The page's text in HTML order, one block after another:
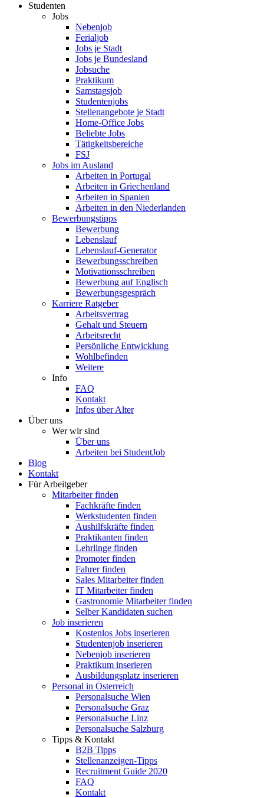
Studenten
Jobs
Nebenjob
Ferialjob
Jobs je Stadt
Jobs je Bundesland
Jobsuche
Praktikum
Samstagsjob
Studentenjobs
Stellenangebote je Stadt
Home-Office Jobs
Beliebte Jobs
Tätigkeitsbereiche
FSJ
Jobs im Ausland
Arbeiten in Portugal
Arbeiten in Griechenland
Arbeiten in Spanien
Arbeiten in den Niederlanden
Bewerbungstipps
Bewerbung
Lebenslauf
Lebenslauf-Generator
Bewerbungsschreiben
Motivationsschreiben
Bewerbung auf Englisch
Bewerbungsgespräch
Karriere Ratgeber
Arbeitsvertrag
Gehalt und Steuern
Arbeitsrecht
Persönliche Entwicklung
Wohlbefinden
Weitere
Info
FAQ
Kontakt
Infos über Alter
Über uns
Wer wir sind
Über uns
Arbeiten bei StudentJob
Blog
Kontakt
Für Arbeitgeber
Mitarbeiter finden
Fachkräfte finden
Werkstudenten finden
Aushilfskräfte finden
Praktikanten finden
Lehrlinge finden
Promoter finden
Fahrer finden
Sales Mitarbeiter finden
IT Mitarbeiter finden
Gastronomie Mitarbeiter finden
Selber Kandidaten suchen
Job inserieren
Kostenlos Jobs inserieren
Studentenjob inserieren
Nebenjob inserieren
Praktikum inserieren
Ausbildungsplatz inserieren
Personal in Österreich
Personalsuche Wien
Personalsuche Graz
Personalsuche Linz
Personalsuche Salzburg
Tipps & Kontakt
B2B Tipps
Stellenanzeigen-Tipps
Recruitment Guide 2020
FAQ
Kontakt